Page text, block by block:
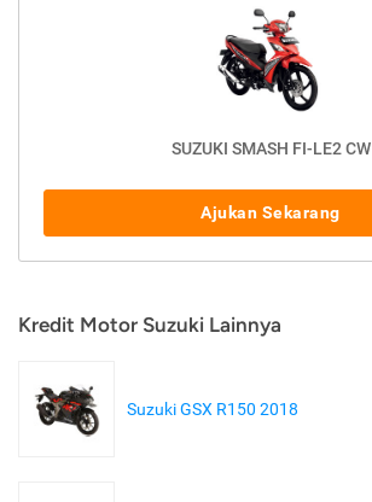
SUZUKI SMASH FI-LE2 CW
Ajukan Sekarang
Kredit Motor Suzuki Lainnya
Suzuki GSX R150 2018